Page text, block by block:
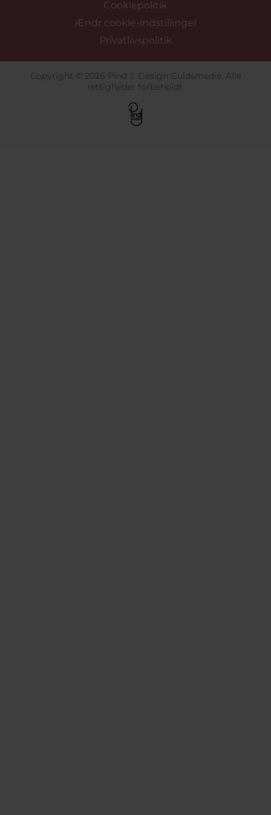
Cookiepolitik
Ændr cookie-indstillinger
Privatlivspolitik
Copyright © 2026 Pind J. Design Guldsmedie. Alle
rettigheder forbeholdt.